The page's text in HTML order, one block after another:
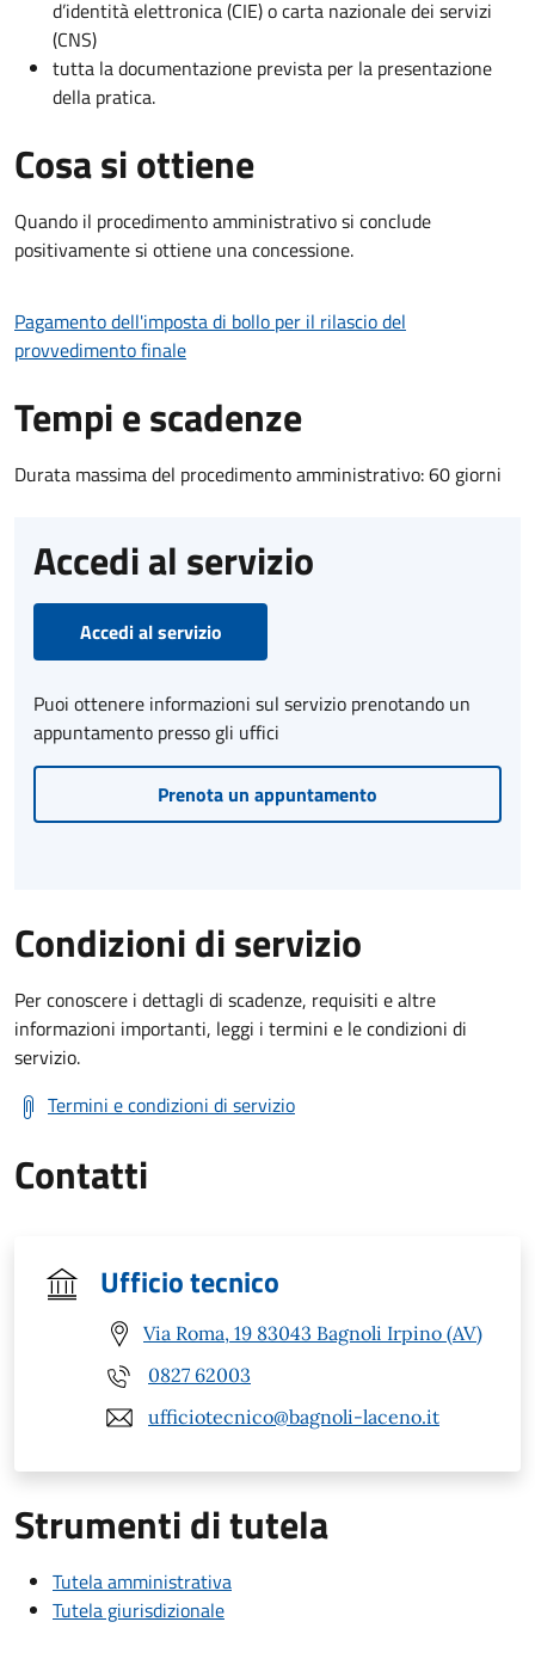
d’identità elettronica (CIE) o carta nazionale dei servizi
(CNS)
tutta la documentazione prevista per la presentazione
della pratica.
Cosa si ottiene
Quando il procedimento amministrativo si conclude
positivamente si ottiene una concessione.
Pagamento dell'imposta di bollo per il rilascio del
provvedimento finale
Tempi e scadenze
Durata massima del procedimento amministrativo: 60 giorni
Accedi al servizio
Accedi al servizio
Puoi ottenere informazioni sul servizio prenotando un
appuntamento presso gli uffici
Prenota un appuntamento
Condizioni di servizio
Per conoscere i dettagli di scadenze, requisiti e altre
informazioni importanti, leggi i termini e le condizioni di
servizio.
Termini e condizioni di servizio
Contatti
Ufficio tecnico
Via Roma, 19 83043 Bagnoli Irpino (AV)
0827 62003
ufficiotecnico@bagnoli-laceno.it
Strumenti di tutela
Tutela amministrativa
Tutela giurisdizionale